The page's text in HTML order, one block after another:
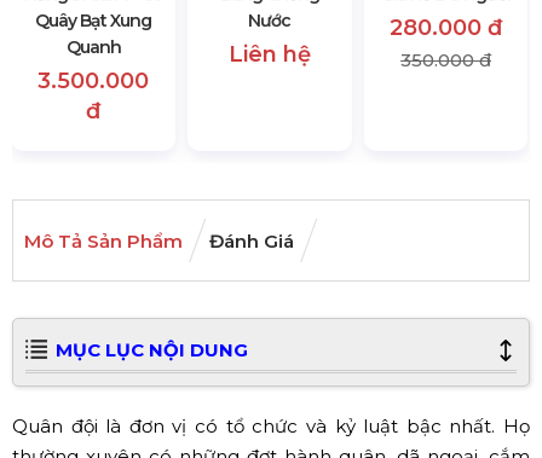
Nhà Bạt Xếp Đa
Năng 3Mx3M - Có
Quanh
3.500.000
Lều Du Lịch Tự
Bung Chống
Nước
Lều Trại Đi Phượt
Giá Rẻ 2-3 Người
280.000 đ
Mô Tả Sản Phẩm Đánh Giá